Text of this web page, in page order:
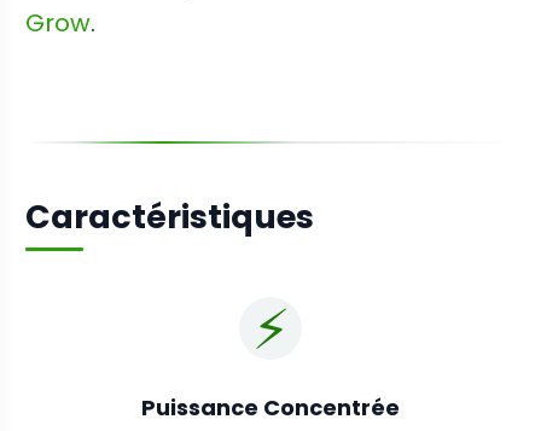
Grow.
Caractéristiques
⚡️
Puissance Concentrée